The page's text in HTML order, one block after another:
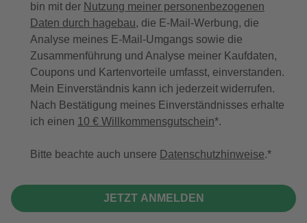
bin mit der Nutzung meiner personenbezogenen
Daten durch hagebau, die E-Mail-Werbung, die
Analyse meines E-Mail-Umgangs sowie die
Zusammenführung und Analyse meiner Kaufdaten,
Coupons und Kartenvorteile umfasst, einverstanden.
Mein Einverständnis kann ich jederzeit widerrufen.
Nach Bestätigung meines Einverständnisses erhalte
ich einen 10 € Willkommensgutschein*.
Bitte beachte auch unsere Datenschutzhinweise.
JETZT ANMELDEN